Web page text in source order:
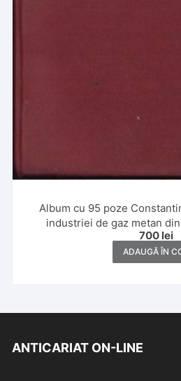
Album cu 95 poze
industriei de gaz metan
Motăș,1926-1930, Sinaia,
Brașov, Nămăești,
700 lei
ADAUGĂ ÎN
ANTICARIAT ON-LINE